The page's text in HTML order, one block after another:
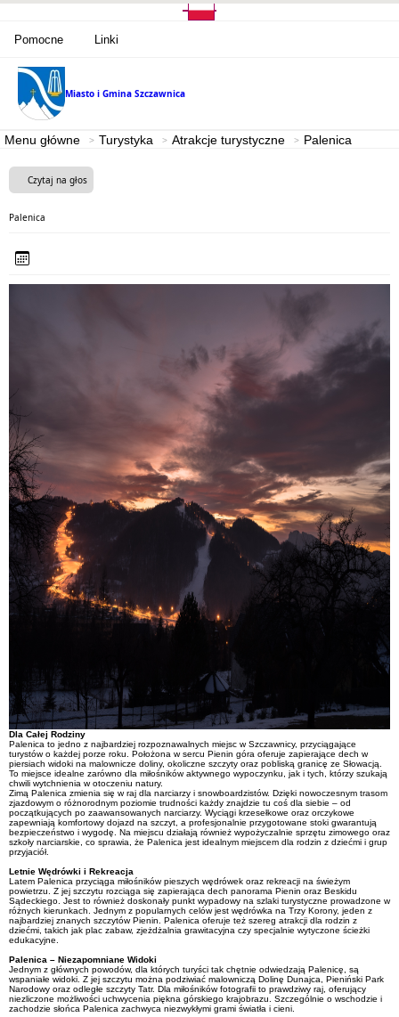
Pomocne Linki
Miasto i Gmina Szczawnica
Menu główne Turystyka Atrakcje turystyczne Palenica
Czytaj na głos
Palenica
Dla Całej Rodziny
Palenica to jedno z najbardziej rozpoznawalnych miejsc w Szczawnicy, przyciągające
turystów o każdej porze roku. Położona w sercu Pienin góra oferuje zapierające dech w
piersiach widoki na malownicze doliny, okoliczne szczyty oraz pobliską granicę ze Słowacją.
To miejsce idealne zarówno dla miłośników aktywnego wypoczynku, jak i tych, którzy szukają
chwili wytchnienia w otoczeniu natury.
Zimą Palenica zmienia się w raj dla narciarzy i snowboardzistów. Dzięki nowoczesnym trasom
zjazdowym o różnorodnym poziomie trudności każdy znajdzie tu coś dla siebie – od
początkujących po zaawansowanych narciarzy. Wyciągi krzesełkowe oraz orczykowe
zapewniają komfortowy dojazd na szczyt, a profesjonalnie przygotowane stoki gwarantują
bezpieczeństwo i wygodę. Na miejscu działają również wypożyczalnie sprzętu zimowego oraz
szkoły narciarskie, co sprawia, że Palenica jest idealnym miejscem dla rodzin z dziećmi i grup
przyjaciół.
Letnie Wędrówki i Rekreacja
Latem Palenica przyciąga miłośników pieszych wędrówek oraz rekreacji na świeżym
powietrzu. Z jej szczytu rozciąga się zapierająca dech panorama Pienin oraz Beskidu
Sądeckiego. Jest to również doskonały punkt wypadowy na szlaki turystyczne prowadzone w
różnych kierunkach. Jednym z popularnych celów jest wędrówka na Trzy Korony, jeden z
najbardziej znanych szczytów Pienin. Palenica oferuje też szereg atrakcji dla rodzin z
dziećmi, takich jak plac zabaw, zjeżdżalnia grawitacyjna czy specjalnie wytyczone ścieżki
edukacyjne.
Palenica – Niezapomniane Widoki
Jednym z głównych powodów, dla których turyści tak chętnie odwiedzają Palenicę, są
wspaniałe widoki. Z jej szczytu można podziwiać malowniczą Dolinę Dunajca, Pieniński Park
Narodowy oraz odległe szczyty Tatr. Dla miłośników fotografii to prawdziwy raj, oferujący
niezliczone możliwości uchwycenia piękna górskiego krajobrazu. Szczególnie o wschodzie i
zachodzie słońca Palenica zachwyca niezwykłymi grami światła i cieni.